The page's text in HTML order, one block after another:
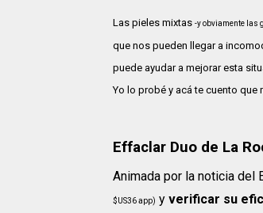
Las pieles mixtas -y obviamente las
que nos pueden llegar a
puede ayudar a mejorar esta
Yo lo probé y acá te cuento que
Effaclar Duo de La
Animada por la noticia del
$US36 app) y verificar su